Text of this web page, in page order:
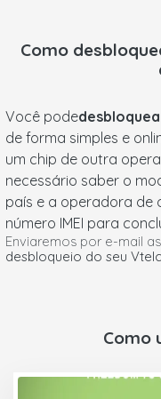
Como
Você pode
de forma simples e
um chip de outra
necessário saber o
país e a operadora de
número IMEI para
Enviaremos por e-mail as
desbloqueio do seu
Como